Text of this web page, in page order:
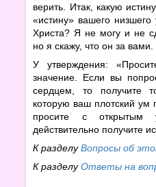
верить. Итак, какую
«истину» вашего
Христа? Я не могу и не
но я скажу, что он за вами.
У утверждения:
значение. Если вы
сердцем, то получите
которую ваш плотский ум
просите с
действительно получите
К разделуВопросы об
К разделуОтветы на